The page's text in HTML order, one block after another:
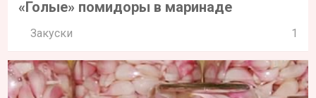
«Голые» помидоры в маринаде
Закуски 1